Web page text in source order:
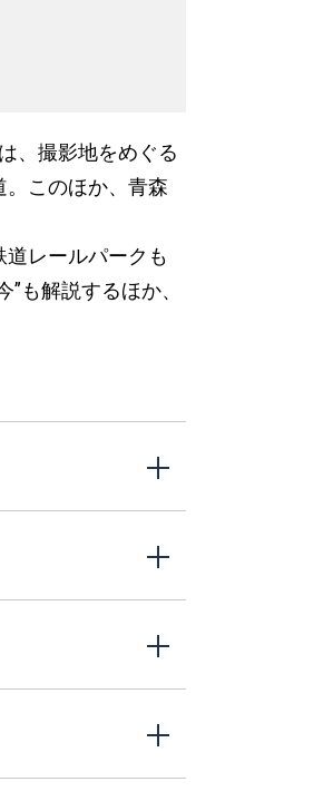
、撮影地をめぐる
このほか、青森
レールパークも
も解説するほか、